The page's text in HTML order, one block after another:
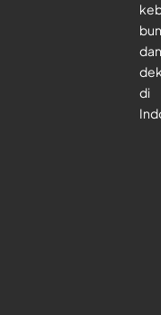
dan
di